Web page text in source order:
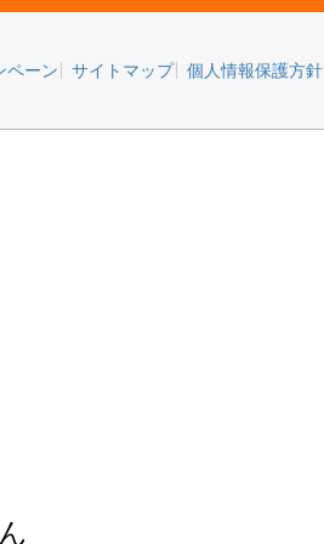
ペーン サイトマップ 個人情報保護方針